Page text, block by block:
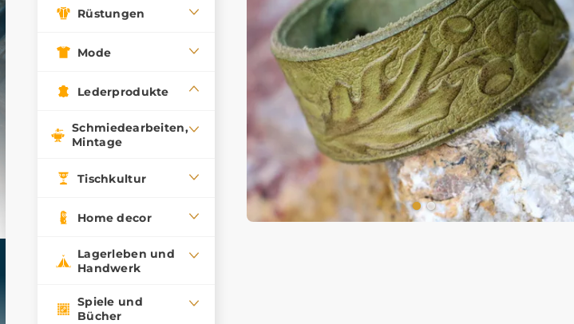
Rüstungen
Mode
Lederprodukte
Schmiedearbeiten,
Mintage
Tischkultur
Home decor
Lagerleben und
Handwerk
Spiele und
Bücher